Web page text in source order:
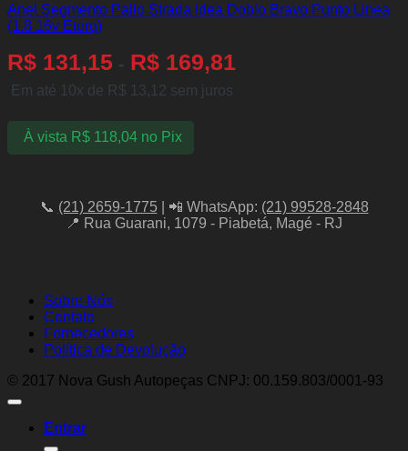
Anel Segmento Palio Strada Idea Doblo Bravo Punto Linea
(1.8 16v Etorq)
R$ 131,15 - R$ 169,81
Em até 10x de R$ 13,12 sem juros
À vista R$118,04 no Pix
📞 (21) 2659-1775| 📲 WhatsApp: (21) 99528-2848
📍 Rua Guarani, 1079 - Piabetá, Magé - RJ
Sobre Nós
Contato
Fornecedores
Política de Devolução
© 2017 Nova Gush Autopeças CNPJ: 00.159.803/0001-93
Entrar